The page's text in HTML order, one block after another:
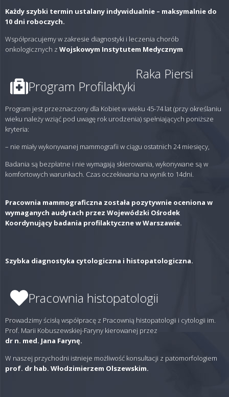
Każdy szybki termin ustalany indywidualnie – maksymalnie do
10 dni roboczych.
Współpracujemy w zakresie diagnostyki i leczenia chorób
onkologicznych z Wojskowym Instytutem Medycznym
Program Profilaktyki
Raka Piersi
Program jest przeznaczony dla Kobiet w wieku 45-74 lat (przy określaniu
wieku należy wziąć pod uwagę rok urodzenia) spełniających poniższe
kryteria:
– nie miały wykonywanej mammografii w ciągu ostatnich 24 miesięcy,
Badania są bezpłatne i nie wymagają skierowania, wykonywane są w
komfortowych warunkach. Czas oczekiwania na wynik to 14dni.
Pracownia mammograficzna została pozytywnie oceniona w
wymaganych audytach przez Wojewódzki Ośrodek
Koordynujący badania profilaktyczne w Warszawie.
Szybka diagnostyka cytologiczna i histopatologiczna.
Pracownia histopatologii
Prowadzimy ścisłą współpracę z Pracownią histopatologii i cytologii im.
Prof. Marii Kobuszewskiej-Faryny kierowanej przez
dr n. med. Jana Farynę.
W naszej przychodni istnieje możliwość konsultacji z patomorfologiem
prof. dr hab. Włodzimierzem Olszewskim.